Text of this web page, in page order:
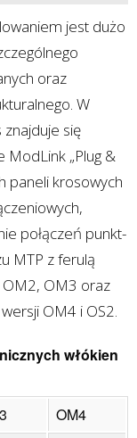
jest dużo
oraz
W
się
ModLink „Plug &
paneli krosowych
połączeń punkt-
MTP z ferulą
OM2, OM3 oraz
OM4 i OS2.
włókien
OM4